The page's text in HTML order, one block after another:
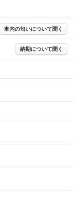
時は必ず現車をご確認
につきましては、形式
の鑑定結果となりま
下さい。
車内の匂いについて聞く
納期について聞く